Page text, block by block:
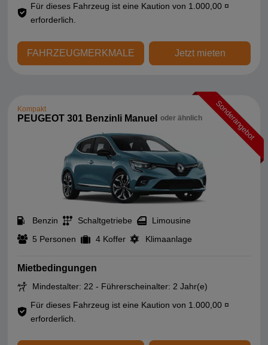
Für dieses Fahrzeug ist eine Kaution von 1.000,00 ¤
erforderlich.
FAHRZEUGMERKMALE Jetzt mieten
Sonderangebot
Kompakt
PEUGEOT 301 Benzinli Manuel oder ähnlich
Benzin Schaltgetriebe
Limousine
5 Personen
4 Koffer Klimaanlage
Mietbedingungen
Mindestalter: 22 - Führerscheinalter: 2 Jahr(e)
Für dieses Fahrzeug ist eine Kaution von 1.000,00 ¤
erforderlich.